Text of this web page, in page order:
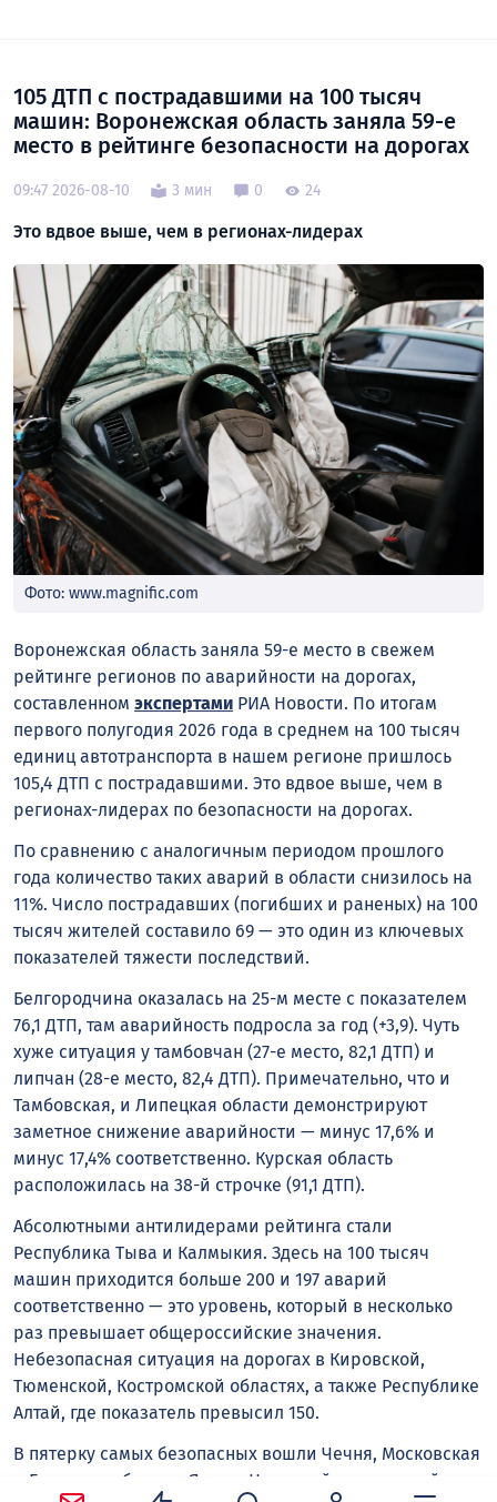
105 ДТП с пострадавшими на 100 тысяч
машин: Воронежская область заняла 59-е
место в рейтинге безопасности на дорогах
09:47 2026-08-10 3 мин 0 24
Это вдвое выше, чем в регионах-лидерах
Фото: www.magnific.com
Воронежская область заняла 59-е место в свежем
рейтинге регионов по аварийности на дорогах,
составленном экспертами РИА Новости. По итогам
первого полугодия 2026 года в среднем на 100 тысяч
единиц автотранспорта в нашем регионе пришлось
105,4 ДТП с пострадавшими. Это вдвое выше, чем в
регионах-лидерах по безопасности на дорогах.
По сравнению с аналогичным периодом прошлого
года количество таких аварий в области снизилось на
11%. Число пострадавших (погибших и раненых) на 100
тысяч жителей составило 69 — это один из ключевых
показателей тяжести последствий.
Белгородчина оказалась на 25-м месте с показателем
76,1 ДТП, там аварийность подросла за год (+3,9). Чуть
хуже ситуация у тамбовчан (27-е место, 82,1 ДТП) и
липчан (28-е место, 82,4 ДТП). Примечательно, что и
Тамбовская, и Липецкая области демонстрируют
заметное снижение аварийности — минус 17,6% и
минус 17,4% соответственно. Курская область
расположилась на 38-й строчке (91,1 ДТП).
Абсолютными антилидерами рейтинга стали
Республика Тыва и Калмыкия. Здесь на 100 тысяч
машин приходится больше 200 и 197 аварий
соответственно — это уровень, который в несколько
раз превышает общероссийские значения.
Небезопасная ситуация на дорогах в Кировской,
Тюменской, Костромской областях, а также Республике
Алтай, где показатель превысил 150.
В пятерку самых безопасных вошли Чечня, Московская
и Брянская области, Ямало-Ненецкий автономный